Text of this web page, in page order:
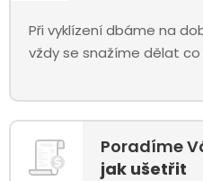
Při vyklízení dbáme na
vždy se snažíme dělat co
Poradíme
jak ušetřit